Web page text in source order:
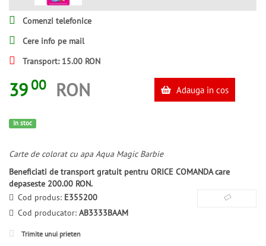
Comenzi telefonice
Cere info pe mail
Transport: 15.00 RON
39 00 RON Adauga in cos
In stoc
Carte de colorat cu apa Aqua Magic Barbie
Beneficiati de transport gratuit pentru ORICE COMANDA care
depaseste 200.00 RON.
Cod produs: E355200
Cod producator: AB3333BAAM
Trimite unui prieten